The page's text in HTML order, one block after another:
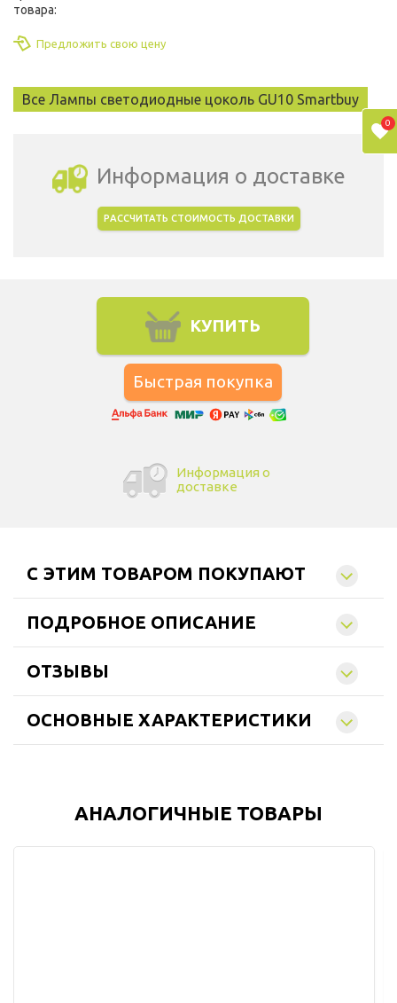
товара:
Предложить свою цену
Все Лампы светодиодные цоколь GU10 Smartbuy
Информация о доставке
РАССЧИТАТЬ СТОИМОСТЬ ДОСТАВКИ
КУПИТЬ
Информация о
доставке
C ЭТИМ ТОВАРОМ ПОКУПАЮТ
ПОДРОБНОЕ ОПИСАНИЕ
ОТЗЫВЫ
ОСНОВНЫЕ ХАРАКТЕРИСТИКИ
АНАЛОГИЧНЫЕ ТОВАРЫ
0